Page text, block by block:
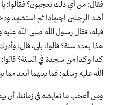
فقال: من أي ذلك تعجبون؟ فقالوا:
أشد الرجلين اجتهادا ثم استشهد
قبله، فقال رسول الله صلى الله
هذا بعده سنة؟ قالوا: بلى، قال:
كذا وكذا من سجدة في السنة؟
الله عليه وسلم: فما بينهما أبعد
ومن أعجب ما نعايشه في زماننا، أن